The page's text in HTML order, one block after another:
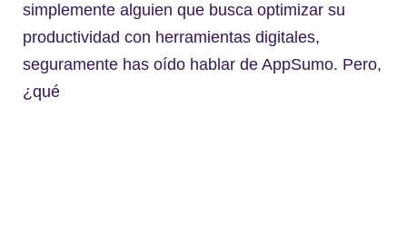
simplemente alguien que busca optimizar su
productividad con herramientas digitales,
seguramente has oído hablar de AppSumo. Pero,
¿qué